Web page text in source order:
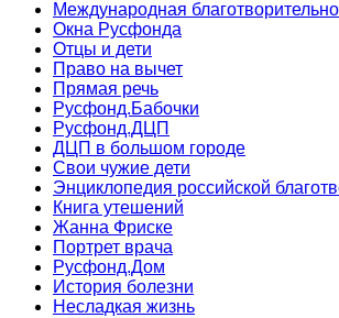
Международная
Окна Русфонда
Отцы и дети
Право на вычет
Прямая речь
Русфонд.Бабочки
Русфонд.ДЦП
ДЦП в большом городе
Свои чужие дети
Энциклопедия российской
Книга утешений
Жанна Фриске
Портрет врача
Русфонд.Дом
История болезни
Несладкая жизнь